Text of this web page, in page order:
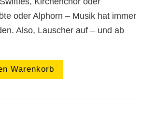
oder Alphorn – Musik hat immer
Also, Lauscher auf – und ab
Warenkorb